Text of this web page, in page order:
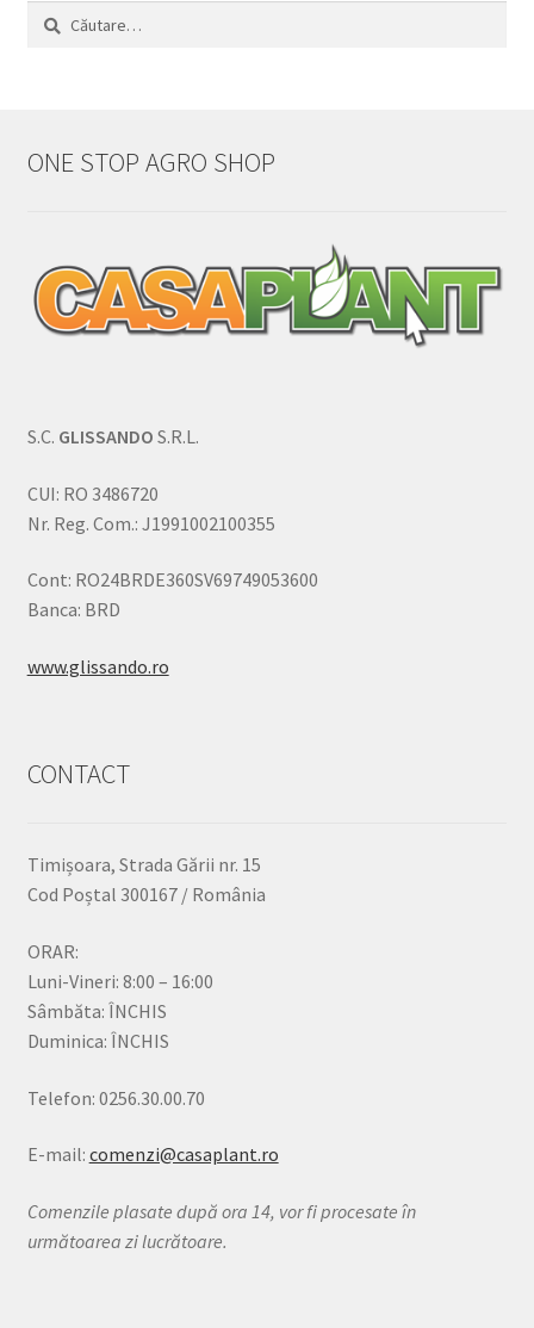
Caută
ONE STOP AGRO SHOP
S.C. GLISSANDO S.R.L.
CUI: RO 3486720
Nr. Reg. Com.: J1991002100355
Cont: RO24BRDE360SV69749053600
Banca: BRD
www.glissando.ro
CONTACT
Timișoara, Strada Gării nr. 15
Cod Poștal 300167 / România
ORAR:
Luni-Vineri: 8:00 – 16:00
Sâmbăta: ÎNCHIS
Duminica: ÎNCHIS
Telefon: 0256.30.00.70
E-mail: comenzi@casaplant.ro
Comenzile plasate după ora 14, vor fi procesate în
următoarea zi lucrătoare.